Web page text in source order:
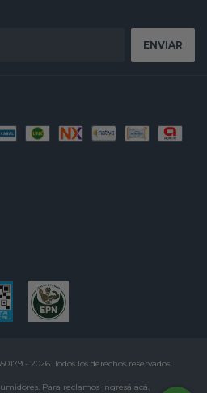
- 2026. Todos los derechos reservados.
Para reclamos ingresá acá.